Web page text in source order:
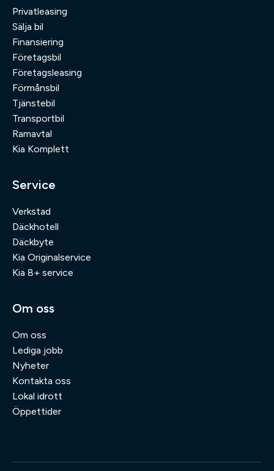
Privatleasing
Sälja bil
Finansiering
Företagsbil
Företagsleasing
Förmånsbil
Tjänstebil
Transportbil
Ramavtal
Kia Komplett
Service
Verkstad
Däckhotell
Däckbyte
Kia Originalservice
Kia 8+ service
Om oss
Om oss
Lediga jobb
Nyheter
Kontakta oss
Lokal idrott
Öppettider